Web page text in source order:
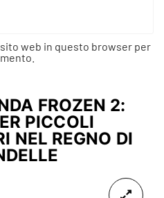
web in questo browser per
FROZEN 2:
PICCOLI
NEL REGNO DI